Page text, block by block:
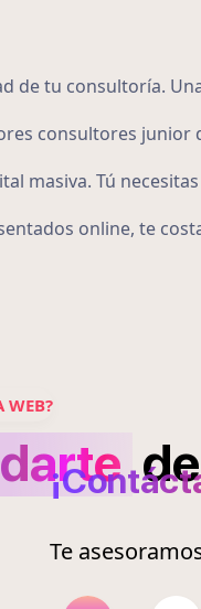
de tu consultoría.
consultores junior
masiva. Tú
online, te
WEB?
de
Te